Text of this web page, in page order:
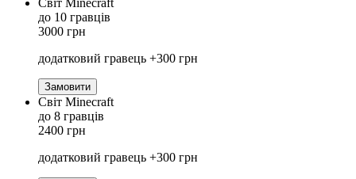
Світ Minecraft
до 10 гравців
3000 грн
додатковий гравець +300 грн
Замовити
Світ Minecraft
до 8 гравців
2400 грн
додатковий гравець +300 грн